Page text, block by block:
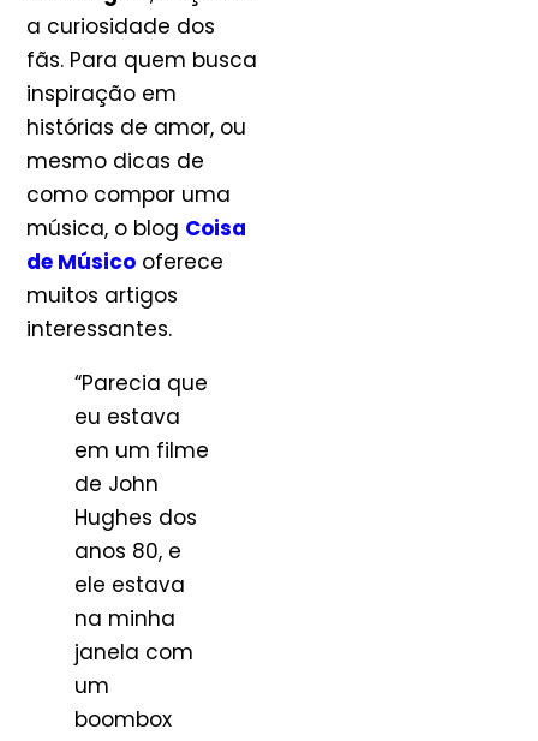
a curiosidade dos
fãs. Para quem busca
inspiração em
histórias de amor, ou
mesmo dicas de
como compor uma
música, o blog Coisa
de Músico oferece
muitos artigos
interessantes.
“Parecia que
eu estava
em um filme
de John
Hughes dos
anos 80, e
ele estava
na minha
janela com
um
boombox